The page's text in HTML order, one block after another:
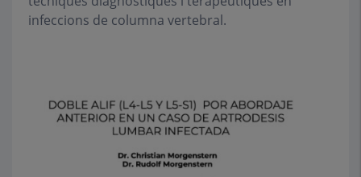
infeccions de columna vertebral.